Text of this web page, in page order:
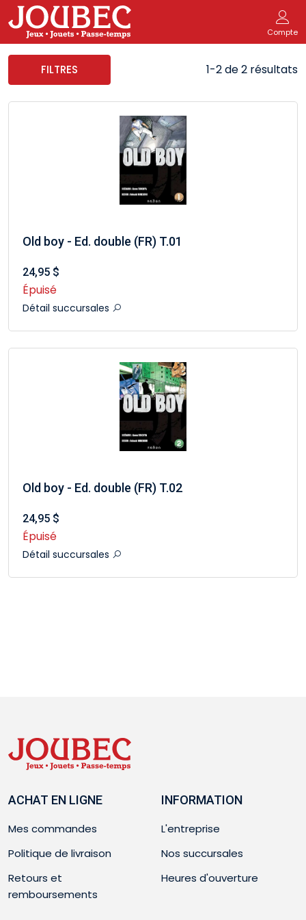
Compte
FILTRES 1-2 de 2 résultats
Old boy - Ed. double (FR) T.01
24,95 $
Épuisé
Détail succursales
Old boy - Ed. double (FR) T.02
24,95 $
Épuisé
Détail succursales
ACHAT EN LIGNE
Mes commandes
Politique de livraison
Retours et
remboursements
INFORMATION
L'entreprise
Nos succursales
Heures d'ouverture